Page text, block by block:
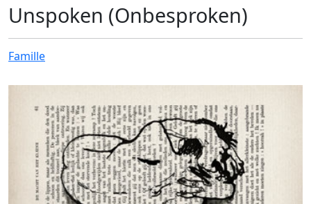
Unspoken (Onbesproken)
Famille